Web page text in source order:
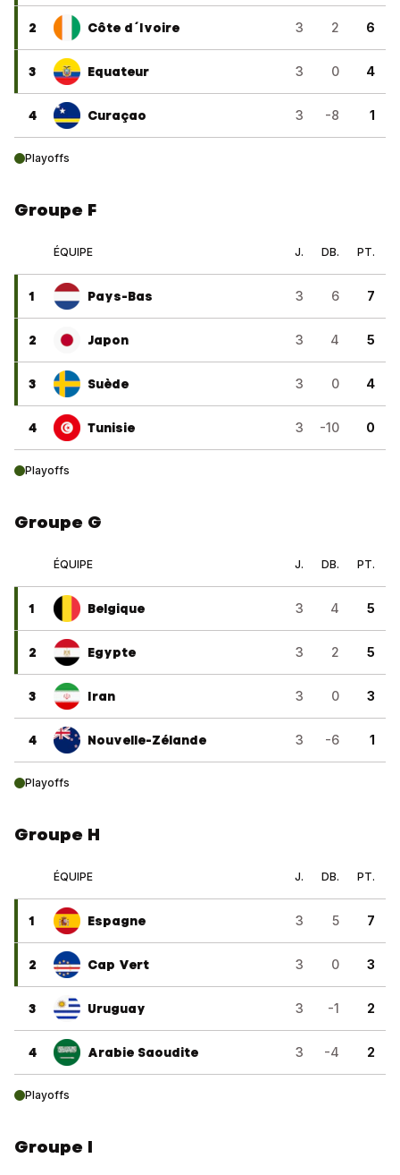
2 Côte d´Ivoire 3 2 6
3 Equateur 3 0 4
4 Curaçao 3 -8 1
Playoffs
Groupe F
ÉQUIPE J. DB. PT.
1 Pays-Bas 3 6 7
2 Japon 3 4 5
3 Suède 3 0 4
4 Tunisie 3 -10 0
Playoffs
Groupe G
ÉQUIPE J. DB. PT.
1 Belgique 3 4 5
2 Egypte 3 2 5
3 Iran 3 0 3
4 Nouvelle-Zélande 3 -6 1
Playoffs
Groupe H
ÉQUIPE J. DB. PT.
1 Espagne 3 5 7
2 Cap Vert 3 0 3
3 Uruguay 3 -1 2
4 Arabie Saoudite 3 -4 2
Playoffs
Groupe I